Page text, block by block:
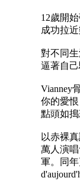
12歲開
成功拉近
對不同
逼著自
Vianney
你的愛
點頭如搗
以赤裸
萬人演
軍。同